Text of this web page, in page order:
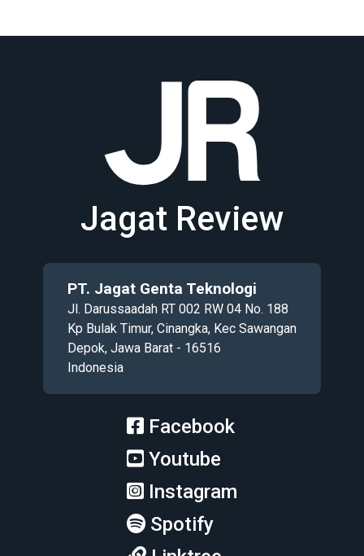
Jagat Review
PT. Jagat Genta Teknologi
Jl. Darussaadah RT 002 RW 04 No. 188
Kp Bulak Timur, Cinangka, Kec Sawangan
Depok, Jawa Barat - 16516
Indonesia
Facebook
Youtube
Instagram
Spotify